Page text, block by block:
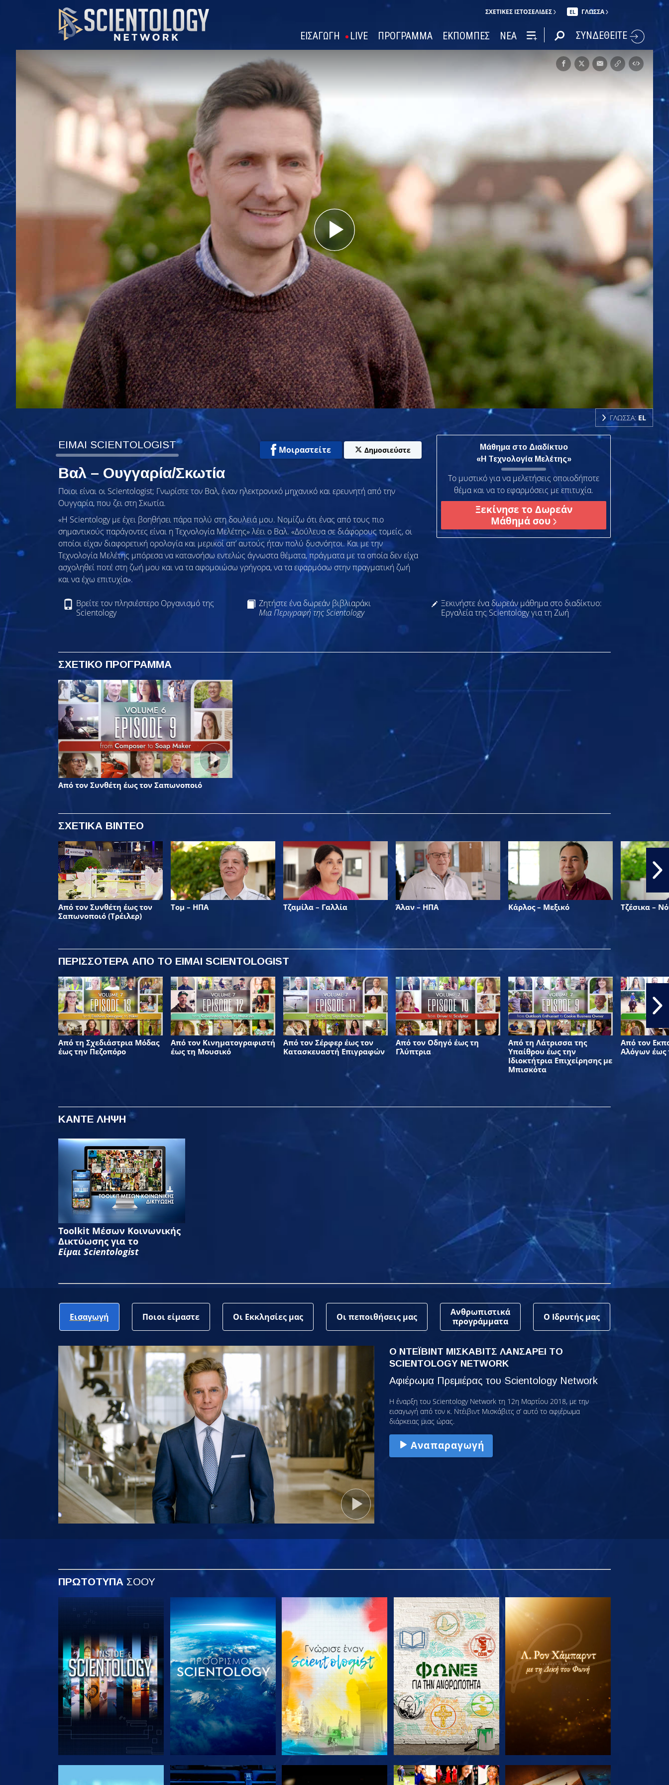
ΣΧΕΤΙΚΈΣ ΙΣΤΟΣΕΛΊΔΕΣ EL ΓΛΩΣΣΑ
ΕΙΣΑΓΩΓΗ LIVE ΠΡΟΓΡΑΜΜΑ ΕΚΠΟΜΠΕΣ ΝΕΑ ΣΥΝΔΕΘΕΙΤΕ
Play
Video
ΓΛΩΣΣΑ: EL
ΕΙΜΑΙ SCIENTOLOGIST Μοιραστείτε Δημοσιεύστε
Βαλ – Ουγγαρία/Σκωτία
Ποιοι είναι οι Scientologist; Γνωρίστε τον Βαλ, έναν ηλεκτρονικό μηχανικό και ερευνητή από την
Ουγγαρία, που ζει στη Σκωτία.
«Η Scientology με έχει βοηθήσει πάρα πολύ στη δουλειά μου. Νομίζω ότι ένας από τους πιο
σημαντικούς παράγοντες είναι η Τεχνολογία Μελέτης» λέει ο Βαλ. «Δούλευα σε διάφορους τομείς, οι
οποίοι είχαν διαφορετική ορολογία και μερικοί απ’ αυτούς ήταν πολύ δυσνόητοι. Και με την
Τεχνολογία Μελέτης μπόρεσα να κατανοήσω εντελώς άγνωστα θέματα, πράγματα με τα οποία δεν είχα
ασχοληθεί ποτέ στη ζωή μου και να τα αφομοιώσω γρήγορα, να τα εφαρμόσω στην πραγματική ζωή
και να έχω επιτυχία».
Μάθημα στο Διαδίκτυο
«Η Τεχνολογία Μελέτης»
Το μυστικό για να μελετήσεις οποιοδήποτε
θέμα και να το εφαρμόσεις με επιτυχία.
Ξεκίνησε το Δωρεάν
Μάθημά σου
Βρείτε τον πλησιέστερο Οργανισμό της
Scientology
Ζητήστε ένα δωρεάν βιβλιαράκι
Μια Περιγραφή της Scientology
Ξεκινήστε ένα δωρεάν μάθημα στο διαδίκτυο:
Εργαλεία της Scientology για τη Ζωή
ΣΧΕΤΙΚΟ ΠΡΟΓΡΑΜΜΑ
Από τον Συνθέτη έως τον Σαπωνοποιό
ΣΧΕΤΙΚΑ ΒΙΝΤΕΟ
Από τον Συνθέτη έως τον
Σαπωνοποιό (Τρέιλερ)
Τομ – ΗΠΑ Τζαμίλα – Γαλλία Άλαν – ΗΠΑ Κάρλος – Μεξικό Τζέσικα –
ΠΕΡΙΣΣΟΤΕΡΑ ΑΠΟ ΤΟ ΕΙΜΑΙ SCIENTOLOGIST
Από τη Σχεδιάστρια Μόδας
έως την Πεζοπόρο
Από τον Κινηματογραφιστή
έως τη Μουσικό
Από τον Σέρφερ έως τον
Κατασκευαστή Επιγραφών
Από τον Οδηγό έως τη
Γλύπτρια
Από τη Λάτρισσα της
Υπαίθρου έως την
Ιδιοκτήτρια Επιχείρησης με
Μπισκότα
Από τον
Αλόγων έως
ΚΑΝΤΕ ΛΗΨΗ
Toolkit Μέσων Κοινωνικής
Δικτύωσης για το
Είμαι Scientologist
Εισαγωγή Ποιοι είμαστε Οι Εκκλησίες μας Οι πεποιθήσεις μας
Ανθρωπιστικά
προγράμματα
Ο Ιδρυτής μας
Ο ΝΤΕΪΒΙΝΤ ΜΙΣΚΑΒΙΤΣ ΛΑΝΣΑΡΕΙ ΤΟ
SCIENTOLOGY NETWORK
Αφιέρωμα Πρεμιέρας του Scientology Network
Η έναρξη του Scientology Network τη 12η Μαρτίου 2018, με την
εισαγωγή από τον κ. Ντέιβιντ Μισκάβιτς σ’ αυτό το αφιέρωμα
διάρκειας μιας ώρας.
Αναπαραγωγή
ΠΡΩΤΟΤΥΠΑ ΣΟΟΥ